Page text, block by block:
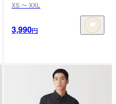
XS 〜 XXL
3,990円